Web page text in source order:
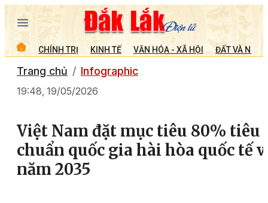
CHÍNH TRỊ KINH TẾ VĂN HÓA - XÃ HỘI ĐẤT VÀ
Trang chủ Infographic
19:48, 19/05/2026
Việt Nam đặt mục tiêu 80% tiêu
chuẩn quốc gia hài hòa quốc tế
năm 2035